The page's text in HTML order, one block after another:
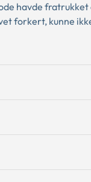
havde
forkert, kunne